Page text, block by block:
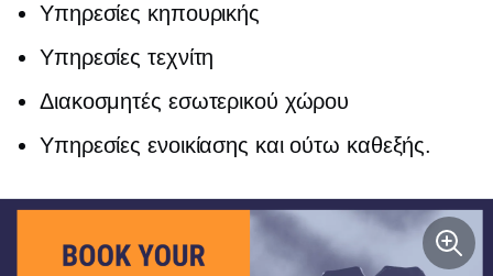
Υπηρεσίες κηπουρικής
Υπηρεσίες τεχνίτη
Διακοσμητές εσωτερικού χώρου
Υπηρεσίες ενοικίασης και ούτω καθεξής.